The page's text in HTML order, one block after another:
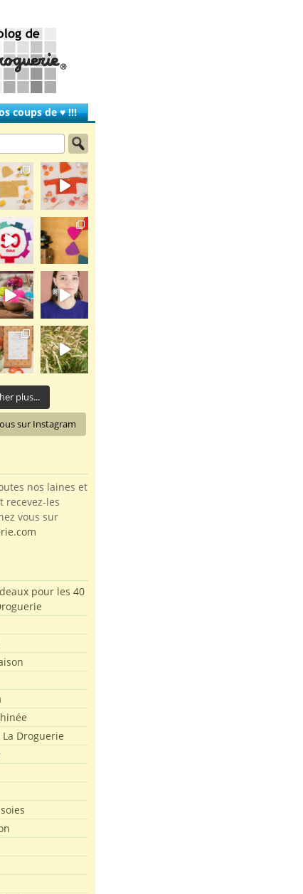
coups de ♥ !!!
plus...
sur Instagram
nos laines et
recevez-les
vous sur
pour les 40
Droguerie